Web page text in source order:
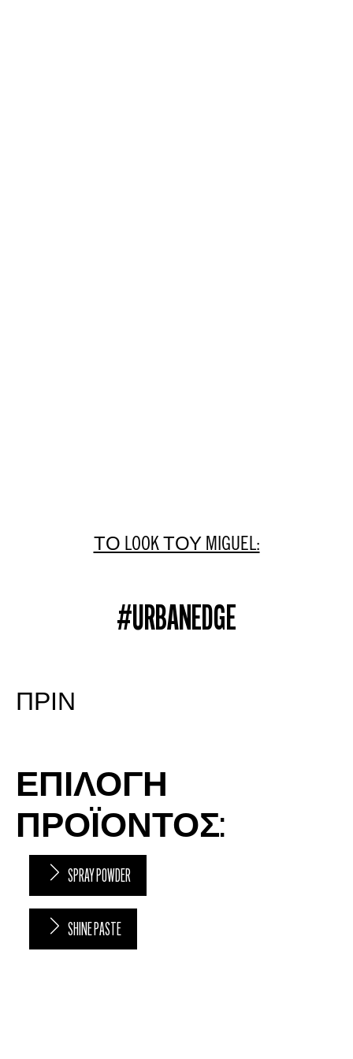
ΤΟ LOOK ΤΟΥ MIGUEL:
#URBANEDGE
ΠΡΙΝ
ΕΠΙΛΟΓΗ
ΠΡΟΪΟΝΤΟΣ:
SPRAY POWDER
SHINE PASTE